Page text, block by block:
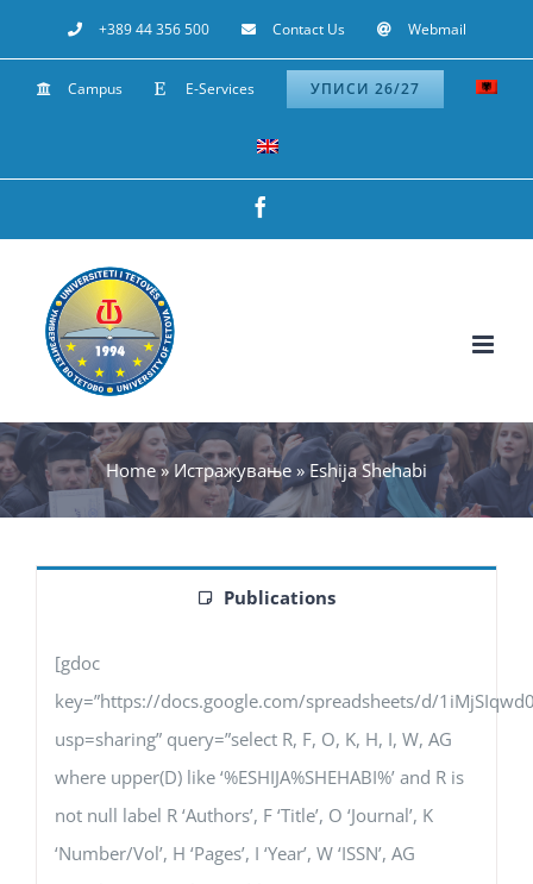
to
content
+389 44 356 500 Contact Us Webmail
Campus E-Services УПИСИ 26/27
Home» Истражување »Eshija Shehabi
Publications
[gdoc
key=”https://docs.google.com/spreadsheets/d/
usp=sharing” query=”select R, F, O, K, H, I, W, AG
where upper(D) like ‘%ESHIJA%SHEHABI%’ and R is
not null label R ‘Authors’, F ‘Title’, O ‘Journal’, K
‘Number/Vol’, H ‘Pages’, I ‘Year’, W ‘ISSN’, AG